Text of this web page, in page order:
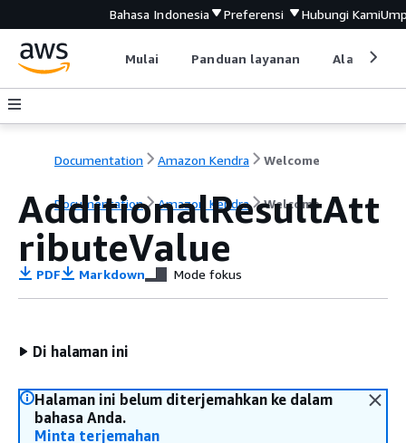
Bahasa Indonesia Preferensi Hubungi Kami
Mulai Panduan layanan Alat
Documentation Amazon Kendra Welcome
Documentation Amazon Kendra Welcome
AdditionalResultAtt
ributeValue
PDF Markdown Mode fokus
Di halaman ini
Halaman ini belum diterjemahkan ke dalam
bahasa Anda.
Minta terjemahan